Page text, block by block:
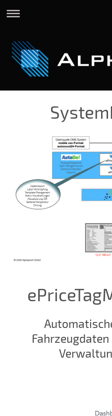
Fahrzeugdaten